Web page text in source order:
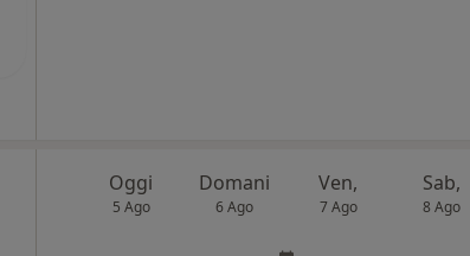
Oggi
5 Ago
Domani
6 Ago
Ven,
7 Ago
Sab,
8 Ago